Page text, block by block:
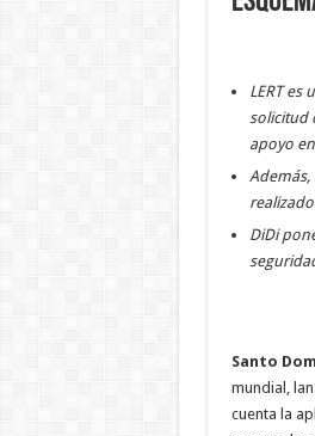
LERT
solicitud
apoyo
DiDi
Santo
mundial,
cuenta la